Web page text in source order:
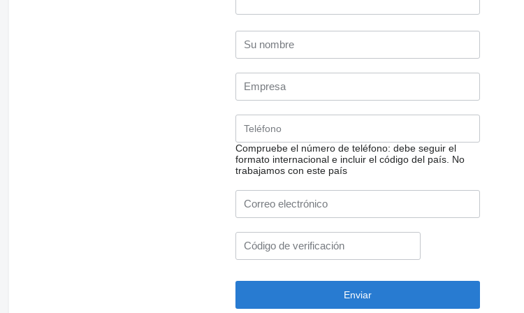
Compruebe el número de teléfono: debe seguir el
formato internacional e incluir el código del país. No
trabajamos con este país